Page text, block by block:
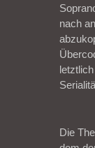
nach
Die